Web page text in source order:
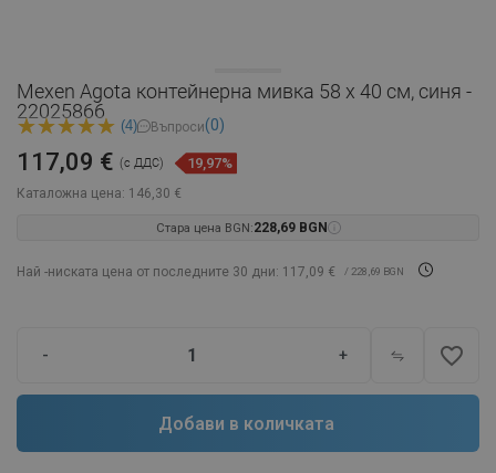
Mexen Agota контейнерна мивка 58 x 40 см, синя -
22025866
(4) Въпроси(0)
Каталожна цена: 146,30 €
117,09 € (с ДДС) 19,97%
Стара цена BGN:228,69 BGN
Най -ниската цена от последните 30 дни: 117,09 € / 228,69 BGN
- + favorite_border
Добави в количката